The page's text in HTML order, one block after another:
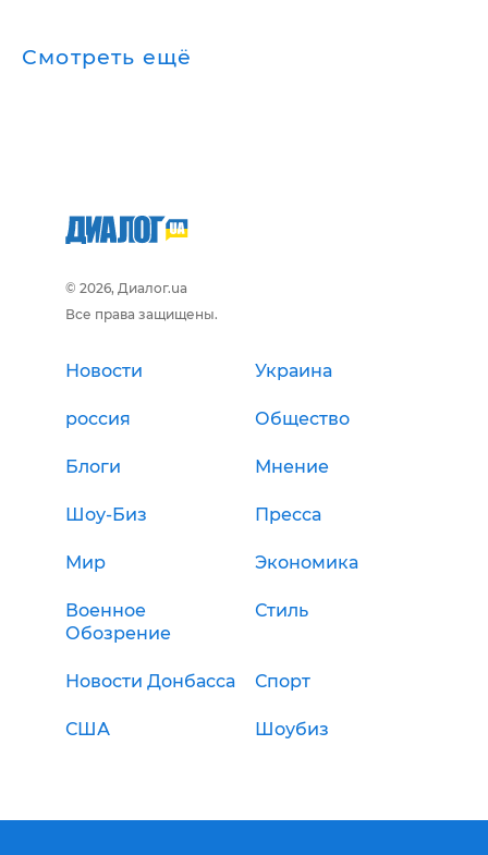
Смотреть ещё
© 2026, Диалог.ua
Все права защищены.
Новости Украина
россия Общество
Блоги Мнение
Шоу-Биз Пресса
Мир Экономика
Военное
Обозрение
Стиль
Новости Донбасса Спорт
США Шоубиз